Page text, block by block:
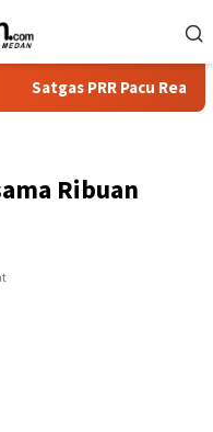
Pacu Realisasi
Ribuan